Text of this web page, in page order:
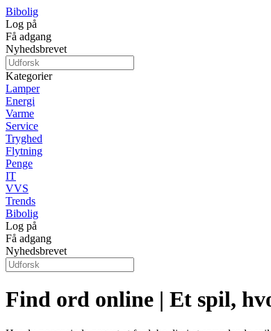
Bibolig
Log på
Få adgang
Nyhedsbrevet
Kategorier
Lamper
Energi
Varme
Service
Tryghed
Flytning
Penge
IT
VVS
Trends
Bibolig
Log på
Få adgang
Nyhedsbrevet
Find ord online | Et spil,